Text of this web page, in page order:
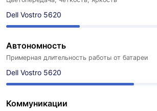
Dell Vostro 5620
Автономность
Примерная длительность работы от батареи
Dell Vostro 5620
Коммуникации